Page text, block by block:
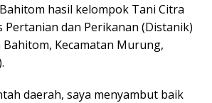
hasil kelompok Tani Citra
Pertanian dan Perikanan (Distanik)
Bahitom, Kecamatan Murung,
daerah, saya menyambut baik